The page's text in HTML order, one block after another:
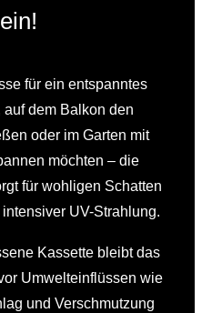
ein!
für ein entspanntes
auf dem Balkon den
oder im Garten mit
möchten – die
für wohligen Schatten
UV-Strahlung.
Kassette bleibt das
Umwelteinflüssen wie
und Verschmutzung